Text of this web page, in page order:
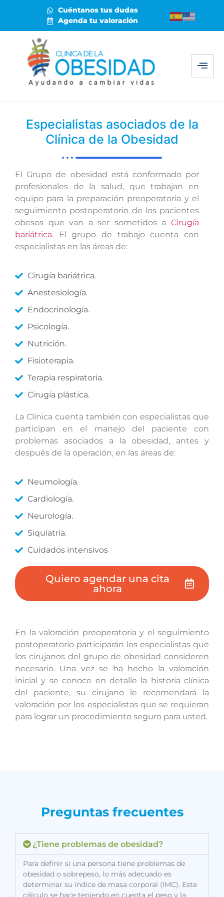
Cuéntanos tus dudas
Agenda tu valoración
Especialistas asociados de la
Clínica de la Obesidad
El Grupo de obesidad está conformado por
profesionales de la salud, que trabajan en
equipo para la preparación preoperatoria y el
seguimiento postoperatorio de los pacientes
obesos que van a ser sometidos a Cirugía
bariátrica. El grupo de trabajo cuenta con
especialistas en las áreas de:
Cirugía bariátrica.
Anestesiología.
Endocrinología.
Psicología.
Nutrición.
Fisioterapia.
Terapia respiratoria.
Cirugía plástica.
La Clínica cuenta también con especialistas que
participan en el manejo del paciente con
problemas asociados a la obesidad, antes y
después de la operación, en las áreas de:
Neumología.
Cardiología.
Neurología.
Siquiatría.
Cuidados intensivos
Quiero agendar una cita
ahora
En la valoración preoperatoria y el seguimiento
postoperatorio participarán los especialistas que
los cirujanos del grupo de obesidad consideren
necesario. Una vez se ha hecho la valoración
inicial y se conoce en detalle la historia clínica
del paciente, su cirujano le recomendará la
valoración por los especialistas que se requieran
para lograr un procedimiento seguro para usted.
Preguntas frecuentes
¿Tiene problemas de obesidad?
Para definir si una persona tiene problemas de
obesidad o sobrepeso, lo más adecuado es
determinar su índice de masa corporal (IMC). Este
cálculo se hace teniendo en cuenta el peso y la